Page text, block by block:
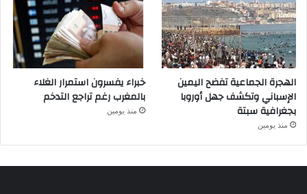
الهجرة الجماعية تفضح اليمين
الإسباني وتكشف جهل أوروبا
بجغرافية سبتة
منذ يومين
خبراء يفسرون استمرار الغلاء
بالمغرب رغم تراجع التدخم
منذ يومين